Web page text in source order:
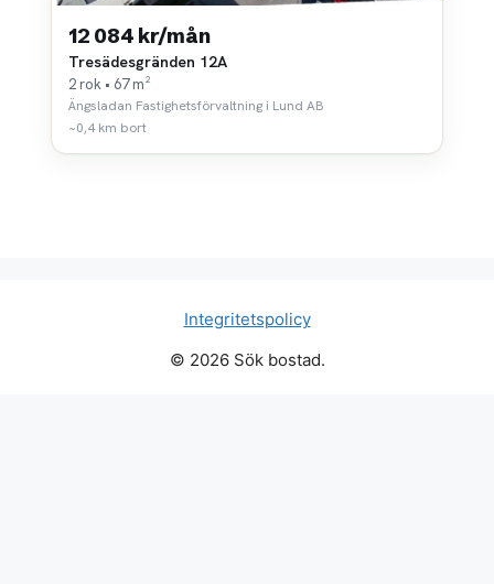
12 084 kr/mån
Tresädesgränden 12A
2 rok • 67 m²
Ängsladan Fastighetsförvaltning i Lund AB
~0,4 km bort
Integritetspolicy
© 2026 Sök bostad.